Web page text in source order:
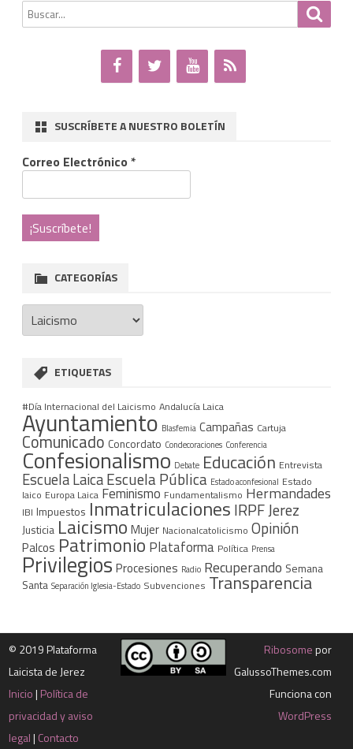
entradas
Buscar
por:
SUSCRÍBETE A NUESTRO BOLETÍN
Correo Electrónico *
CATEGORÍAS
Categorías
ETIQUETAS
#Día Internacional del Laicismo Andalucía Laica
Ayuntamiento Blasfemia Campañas Cartuja
Comunicado Concordato Condecoraciones Conferencia
Confesionalismo Debate Educación Entrevista
Escuela LaicaEscuela Pública Estado aconfesional Estado
laico Europa Laica Feminismo Fundamentalismo Hermandades
IBI Impuestos Inmatriculaciones IRPFJerez
Justicia Laicismo Mujer Nacionalcatolicismo Opinión
Palcos Patrimonio Plataforma Política Prensa
Privilegios Procesiones Radio Recuperando Semana
Santa Separación Iglesia-Estado Subvenciones Transparencia
© 2019 Plataforma
Laicista de Jerez
Inicio| Política de
privacidad y aviso
legal| Contacto
Ribosomepor
GalussoThemes.com
Funciona con
WordPress